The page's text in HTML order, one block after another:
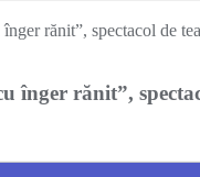
înger rănit”,